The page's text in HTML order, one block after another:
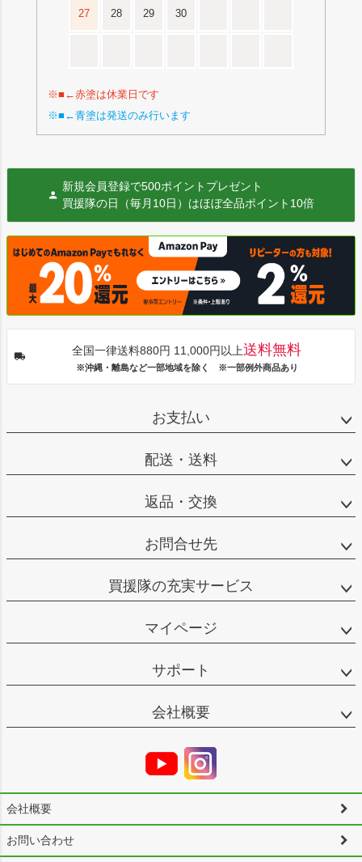
27 28 29 30
※■←赤塗は休業日です
※■←青塗は発送のみ行います
新規会員登録で500ポイントプレゼント
買援隊の日（毎月10日）はほぼ全品ポイント10倍
全国一律送料880円 11,000円以上送料無料
※沖縄・離島など一部地域を除く ※一部例外商品あり
お支払い
配送・送料
返品・交換
お問合せ先
買援隊の充実サービス
マイページ
サポート
会社概要
会社概要
お問い合わせ